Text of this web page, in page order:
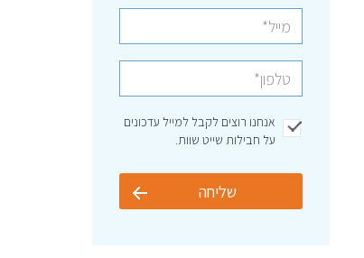
אנחנו רוצים לקבל למייל עדכונים
על חבילות שייט שוות.
שליחה